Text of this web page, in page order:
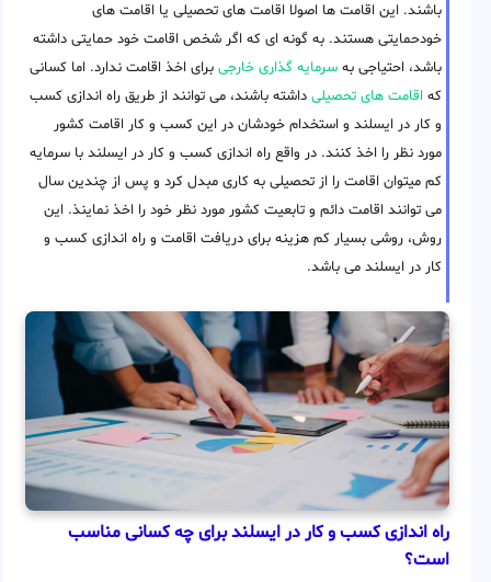
باشند. این اقامت ها اصولا اقامت های تحصیلی یا اقامت های
خودحمایتی هستند. به گونه ای که اگر شخص اقامت خود حمایتی داشته
باشد، احتیاجی به سرمایه گذاری خارجی برای اخذ اقامت ندارد. اما کسانی
که اقامت های تحصیلی داشته باشند، می توانند از طریق راه اندازی کسب
و کار در ایسلند و استخدام خودشان در این کسب و کار اقامت کشور
مورد نظر را اخذ کنند. در واقع راه اندازی کسب و کار در ایسلند با سرمایه
کم میتوان اقامت را از تحصیلی به کاری مبدل کرد و پس از چندین سال
می توانند اقامت دائم و تابعیت کشور مورد نظر خود را اخذ نماینذ. این
روش، روشی بسیار کم هزینه برای دریافت اقامت و راه اندازی کسب و
کار در ایسلند می باشد.
راه اندازی کسب و کار در ایسلند برای چه کسانی مناسب
است؟